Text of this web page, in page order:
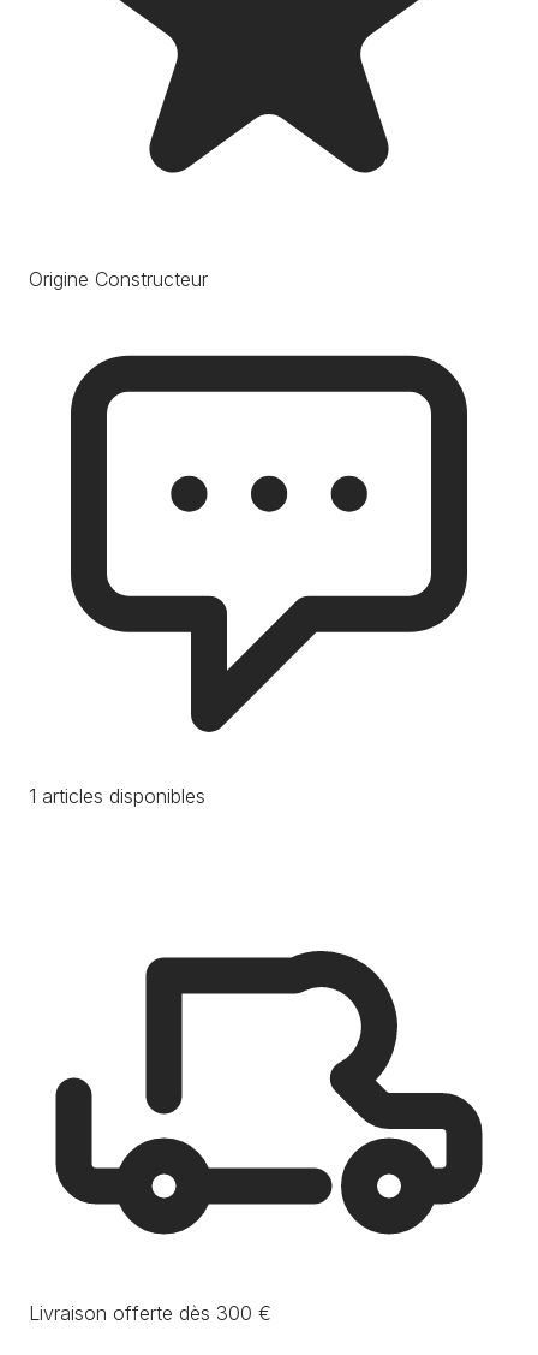
Origine Constructeur
1 articles disponibles
Livraison offerte dès 300 €